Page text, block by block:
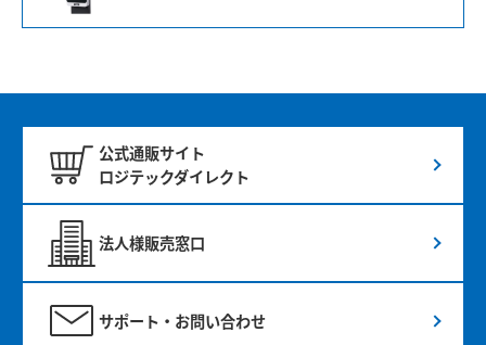
公式通販サイト
ロジテックダイレクト
法人様販売窓口
サポート・お問い合わせ